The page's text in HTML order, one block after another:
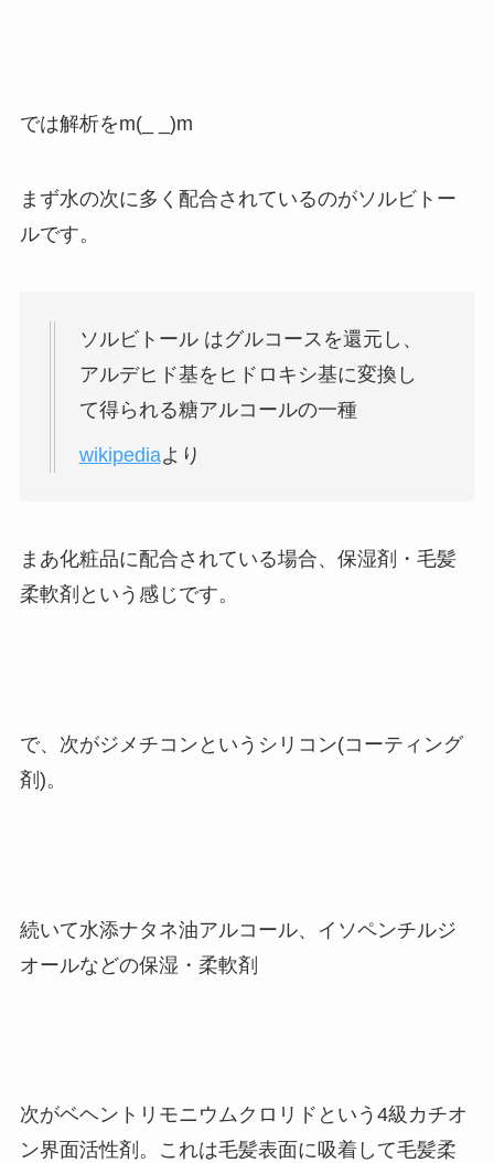
では解析をm(_ _)m
まず水の次に多く配合されているのがソルビトー
ルです。
ソルビトール はグルコースを還元し、
アルデヒド基をヒドロキシ基に変換し
て得られる糖アルコールの一種
wikipediaより
まあ化粧品に配合されている場合、保湿剤・毛髪
柔軟剤という感じです。
で、次がジメチコンというシリコン(コーティング
剤)。
続いて水添ナタネ油アルコール、イソペンチルジ
オールなどの保湿・柔軟剤
次がベヘントリモニウムクロリドという4級カチオ
ン界面活性剤。これは毛髪表面に吸着して毛髪柔